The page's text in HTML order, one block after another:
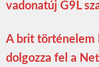
vadonatúj G9L
A brit történelem
dolgozza fel a